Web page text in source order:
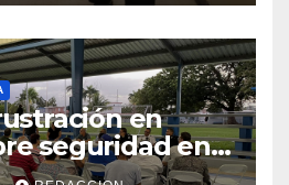
en
seguridad en